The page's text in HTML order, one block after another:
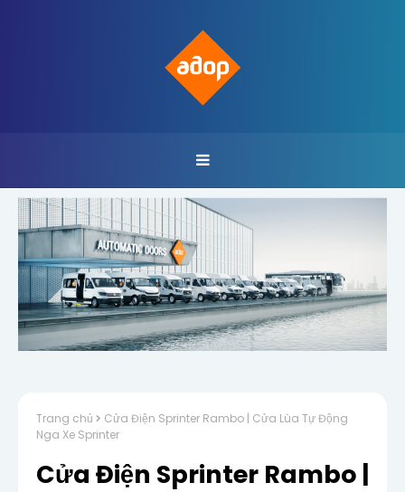
Trang chủ
Cửa Điện Sprinter Rambo | Cửa Lùa Tự Động
Nga Xe Sprinter
Cửa Điện Sprinter Rambo |